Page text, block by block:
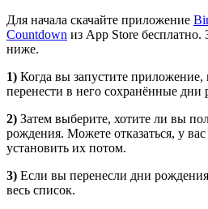
Для начала скачайте приложение
Countdown из App Store бесплатно.
ниже.
1) Когда вы запустите приложение,
перенести в него сохранённые дни
2) Затем выберите, хотите ли вы
рождения. Можете отказаться, у
установить их потом.
3) Если вы перенесли дни
весь список.